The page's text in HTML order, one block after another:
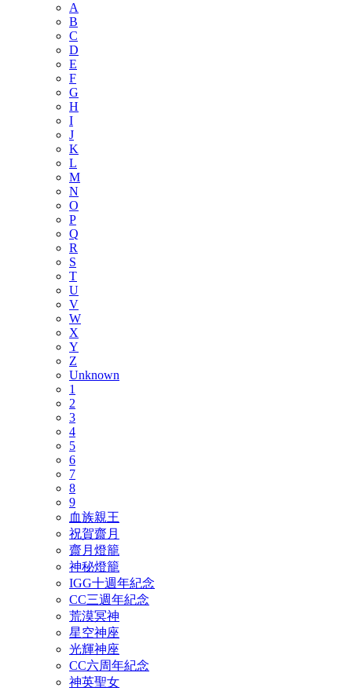
A
B
C
D
E
F
G
H
I
J
K
L
M
N
O
P
Q
R
S
T
U
V
W
X
Y
Z
Unknown
1
2
3
4
5
6
7
8
9
血族親王
祝賀齋月
齋月燈籠
神秘燈籠
IGG十週年紀念
CC三週年紀念
荒漠冥神
星空神座
光輝神座
CC六周年紀念
神英聖女